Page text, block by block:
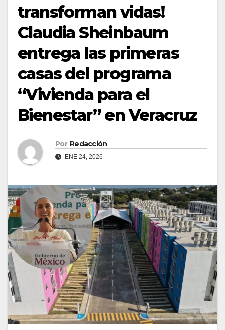
transforman vidas!
Claudia Sheinbaum
entrega las primeras
casas del programa
“Vivienda para el
Bienestar” en Veracruz
Por Redacción
ENE 24, 2026